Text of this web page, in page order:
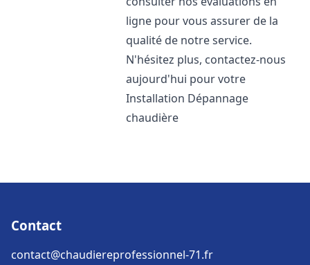
ligne pour vous assurer de la
qualité de notre service.
N'hésitez plus, contactez-nous
aujourd'hui pour votre
Installation Dépannage
chaudière
Contact
contact@chaudiereprofessionnel-71.fr